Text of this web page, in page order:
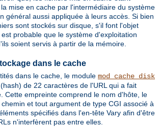
mise en cache par l'intermédiaire du système
général aussi appliquée à leurs accès. Si bien
sont stockés sur disque, s'il font l'objet
probable que le système d'exploitation
soient servis à partir de la mémoire.
dans le cache
dans le cache, le module mod_cache_disk
de 22 caractères de l'URL qui a fait
Cette empreinte comprend le nom d'hôte, le
et tout argument de type CGI associé à
spécifiés dans l'en-tête Vary afin d'être
n'interfèrent pas entre elles.